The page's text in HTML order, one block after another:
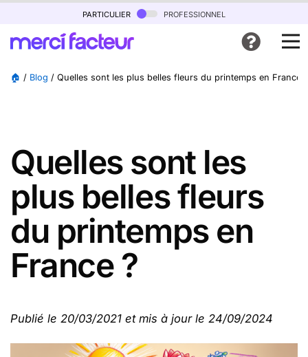
particulier professionnel
🏠 / Blog / Quelles sont les plus belles fleurs du printemps en France ?
Quelles sont les
plus belles fleurs
du printemps en
France ?
Publié le 20/03/2021 et mis à jour le 24/09/2024